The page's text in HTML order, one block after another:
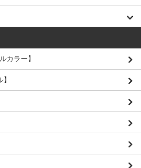
カラー】